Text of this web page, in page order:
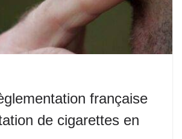
française
de cigarettes en